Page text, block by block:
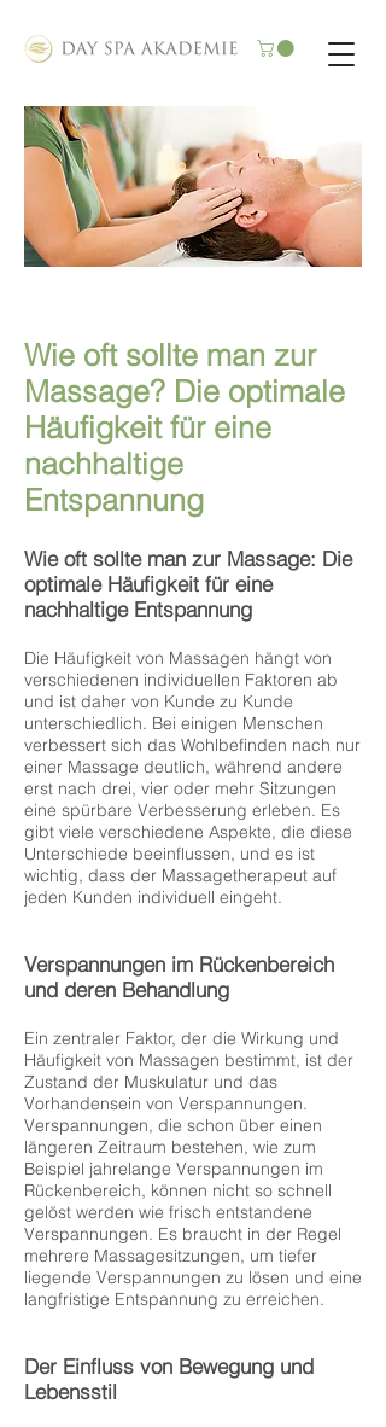
Wie oft sollte man zur
Massage? Die optimale
Häufigkeit für eine
nachhaltige
Entspannung
Wie oft sollte man zur Massage: Die
optimale Häufigkeit für eine
nachhaltige Entspannung
Die Häufigkeit von Massagen hängt von
verschiedenen individuellen Faktoren ab
und ist daher von Kunde zu Kunde
unterschiedlich. Bei einigen Menschen
verbessert sich das Wohlbefinden nach nur
einer Massage deutlich, während andere
erst nach drei, vier oder mehr Sitzungen
eine spürbare Verbesserung erleben. Es
gibt viele verschiedene Aspekte, die diese
Unterschiede beeinflussen, und es ist
wichtig, dass der Massagetherapeut auf
jeden Kunden individuell eingeht.
Verspannungen im Rückenbereich
und deren Behandlung
Ein zentraler Faktor, der die Wirkung und
Häufigkeit von Massagen bestimmt, ist der
Zustand der Muskulatur und das
Vorhandensein von Verspannungen.
Verspannungen, die schon über einen
längeren Zeitraum bestehen, wie zum
Beispiel jahrelange Verspannungen im
Rückenbereich, können nicht so schnell
gelöst werden wie frisch entstandene
Verspannungen. Es braucht in der Regel
mehrere Massagesitzungen, um tiefer
liegende Verspannungen zu lösen und eine
langfristige Entspannung zu erreichen.
Der Einfluss von Bewegung und
Lebensstil